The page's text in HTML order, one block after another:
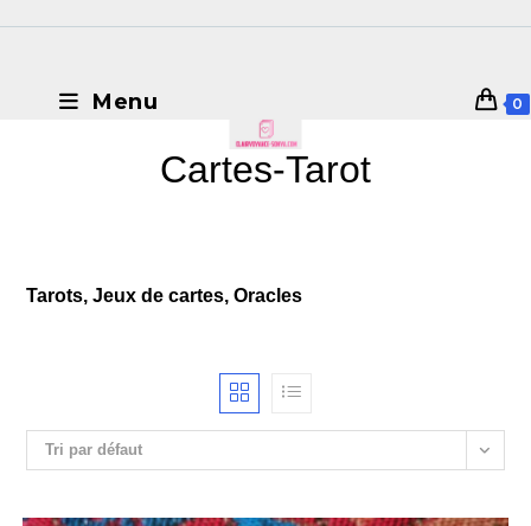
Menu 0
Cartes-Tarot
Tarots, Jeux de cartes, Oracles
Tri par défaut